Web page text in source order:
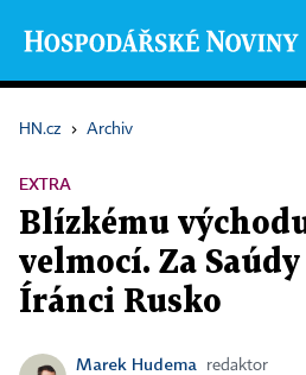
HN.cz › Archiv
EXTRA
Blízkému
velmocí. Za
Íránci Rusko
Marek Hudema
redaktor